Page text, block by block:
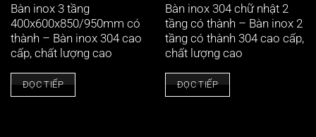
Bàn inox 3 tầng
400x600x850/950mm có
thành – Bàn inox 304 cao
cấp, chất lượng cao
ĐỌC TIẾP
Bàn inox 304 chữ nhật 2
tầng có thành – Bàn inox 2
tầng có thành 304 cao cấp,
chất lượng cao
ĐỌC TIẾP